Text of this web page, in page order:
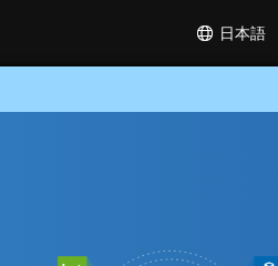
日本語